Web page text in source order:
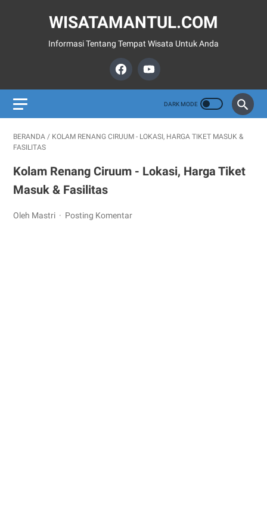
WISATAMANTUL.COM
Informasi Tentang Tempat Wisata Untuk Anda
BERANDA / KOLAM RENANG CIRUUM - LOKASI, HARGA TIKET MASUK &
FASILITAS
Kolam Renang Ciruum - Lokasi, Harga Tiket
Masuk & Fasilitas
Oleh Mastri Posting Komentar